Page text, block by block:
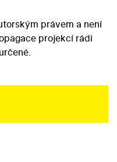
právem a není
projekcí rádi